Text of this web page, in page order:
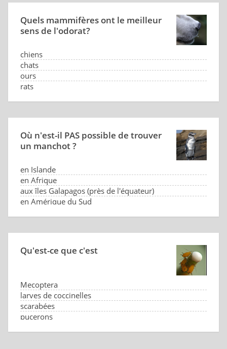
Quels mammifères ont le meilleur
sens de l'odorat?
chiens
chats
ours
rats
Où n'est-il PAS possible de trouver
un manchot ?
en Islande
en Afrique
aux îles Galapagos (près de l'équateur)
en Amérique du Sud
Qu'est-ce que c'est
Mecoptera
larves de coccinelles
scarabées
pucerons